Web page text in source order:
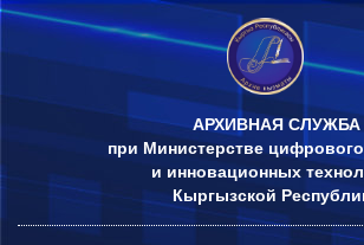
АРХИВНАЯ СЛУЖБА
при Министерстве
и инновационных
Кыргызской